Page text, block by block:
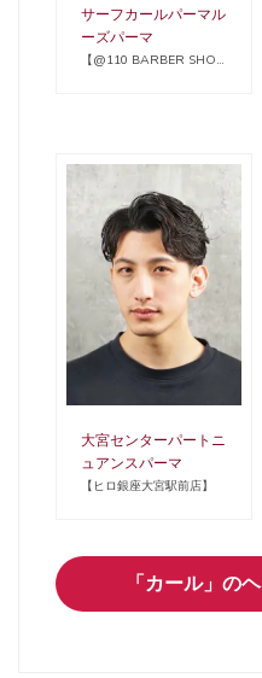
サーフカールパーマル
ーズパーマ
【@110 BARBER SHOP
大宮センターパートニ
ュアンスパーマ
【ヒロ銀座大宮駅前店】
「カール」の